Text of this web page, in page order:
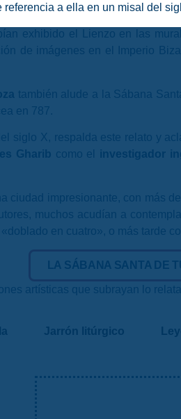
a ella en un misal del
exhibido el Lienzo en las
de imágenes en el Imperio
también alude a la Sábana
en 787.
siglo X, respalda este relato y
Gharib como el investigador
ciudad impresionante, con más
muchos acudían a
en cuatro», o más tarde
LA SÁBANA SANTA DE
artísticas que subrayan lo
Jarrón litúrgico